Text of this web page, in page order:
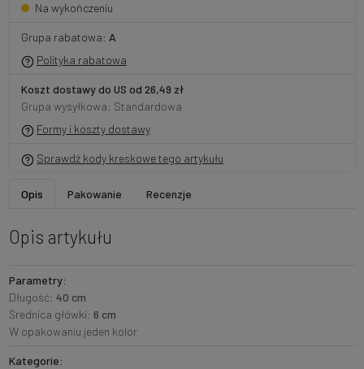
Na wykończeniu
Grupa rabatowa: A
Polityka rabatowa
Koszt dostawy do US od 26,49 zł
Grupa wysyłkowa: Standardowa
Formy i koszty dostawy
Sprawdź kody kreskowe tego artykułu
Opis Pakowanie Recenzje
Opis artykułu
Parametry:
Długość: 40 cm
Średnica główki: 6 cm
W opakowaniu jeden kolor
Kategorie: